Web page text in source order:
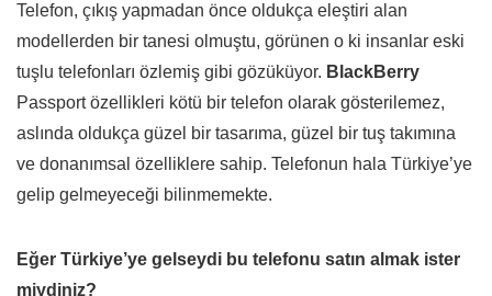
Telefon, çıkış yapmadan önce oldukça eleştiri alan
modellerden bir tanesi olmuştu, görünen o ki insanlar eski
tuşlu telefonları özlemiş gibi gözüküyor. BlackBerry
Passport özellikleri kötü bir telefon olarak gösterilemez,
aslında oldukça güzel bir tasarıma, güzel bir tuş takımına
ve donanımsal özelliklere sahip. Telefonun hala Türkiye’ye
gelip gelmeyeceği bilinmemekte.
Eğer Türkiye’ye gelseydi bu telefonu satın almak ister
miydiniz?